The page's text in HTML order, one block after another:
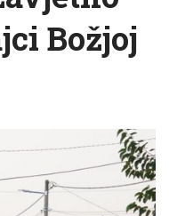
Božjoj